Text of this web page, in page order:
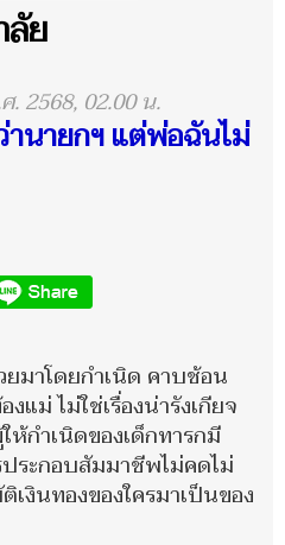
ย
. 2568, 02.00 น.
นายกฯ แต่พ่อฉันไม่
ยมาโดยกำเนิด คาบช้อน
แม่ ไม่ใช่เรื่องน่ารังเกียจ
กำเนิดของเด็กทารกมี
ประกอบสัมมาชีพไม่คดไม่
งินทองของใครมาเป็นของ